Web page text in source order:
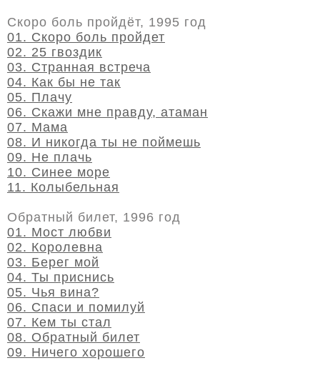
Скоро боль пройдёт, 1995 год
01. Скоро боль пройдет
02. 25 гвоздик
03. Странная встреча
04. Как бы не так
05. Плачу
06. Скажи мне правду, атаман
07. Мама
08. И никогда ты не поймешь
09. Не плачь
10. Синее море
11. Колыбельная
Обратный билет, 1996 год
01. Мост любви
02. Королевна
03. Берег мой
04. Ты приснись
05. Чья вина?
06. Спаси и помилуй
07. Кем ты стал
08. Обратный билет
09. Ничего хорошего